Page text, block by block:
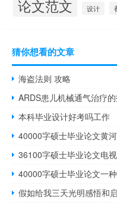
论文范文 设计
猜你想看的文章
海盗法则 攻略
本科毕业设计好考吗工作
36100字硕士毕业论文电
40000字硕士毕业论文一
假如给我三天光明感悟和